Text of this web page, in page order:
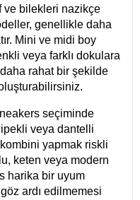
ve bilekleri nazikçe
genellikle daha
Mini ve midi boy
veya farklı dokulara
rahat bir şekilde
seçiminde
veya dantelli
yapmak riskli
keten veya modern
harika bir uyum
ardı edilmemesi